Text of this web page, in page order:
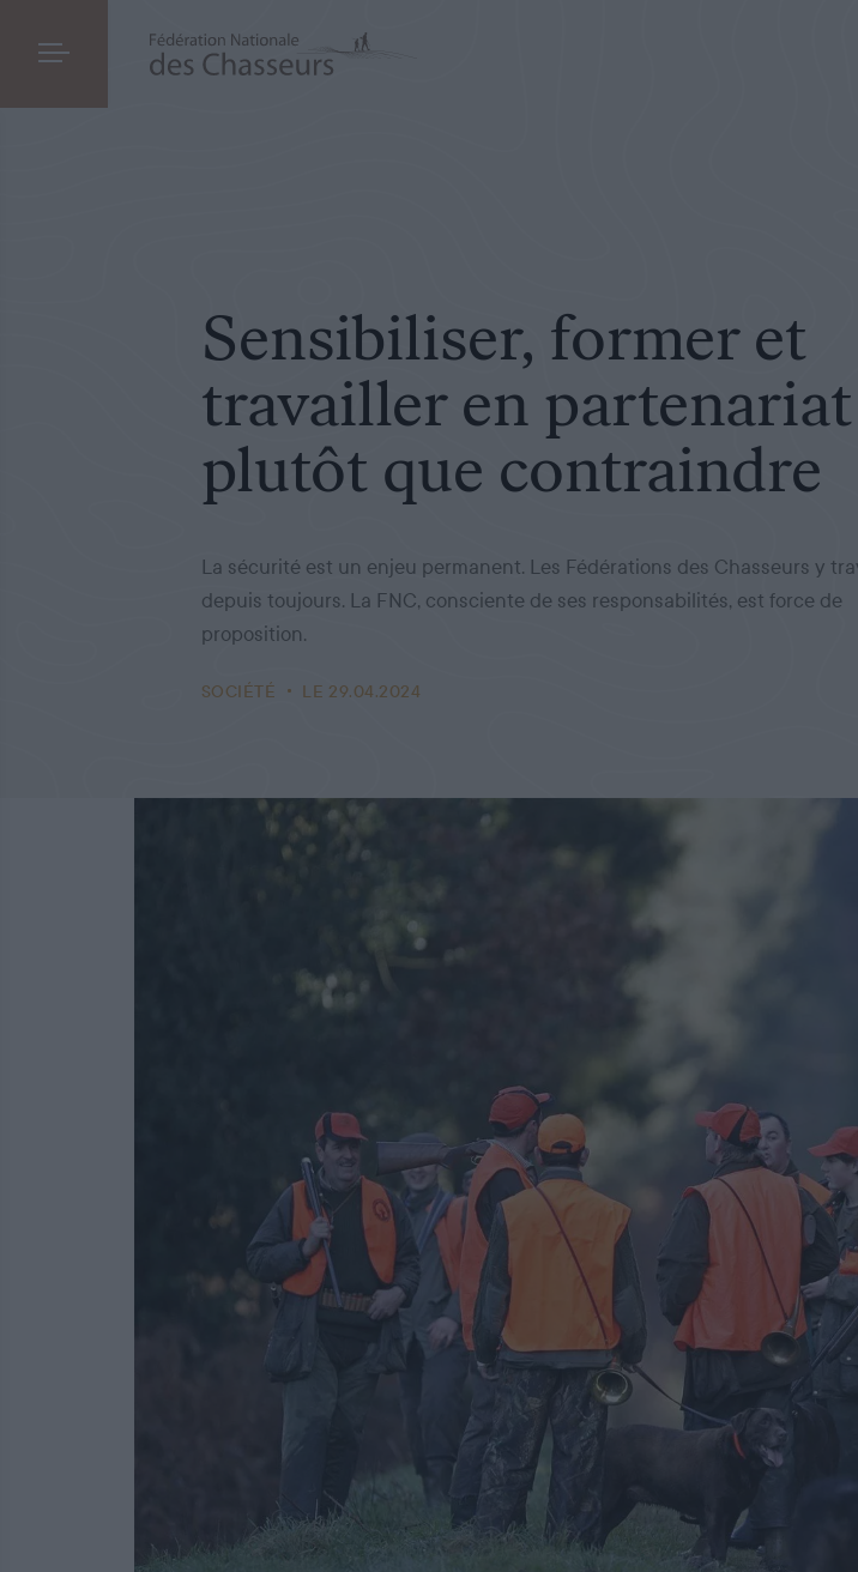
Sensibiliser, former et
travailler en partenariat
plutôt que contraindre
La sécurité est un enjeu permanent. Les Fédérations des Chasseurs y
depuis toujours. La FNC, consciente de ses responsabilités, est force de
proposition.
SOCIÉTÉ LE 29.04.2024